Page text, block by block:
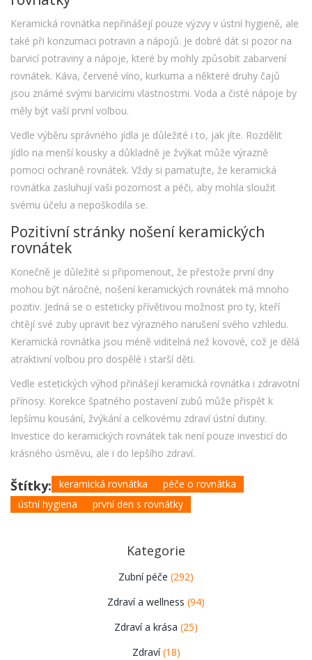
Keramická rovnátka nepřinášejí pouze výzvy v ústní hygieně, ale
také při konzumaci potravin a nápojů. Je dobré dát si pozor na
barvicí potraviny a nápoje, které by mohly způsobit zabarvení
rovnátek. Káva, červené víno, kurkuma a některé druhy čajů
jsou známé svými barvicími vlastnostmi. Voda a čisté nápoje by
měly být vaší první volbou.
Vedle výběru správného jídla je důležité i to, jak jíte. Rozdělit
jídlo na menší kousky a důkladně je žvýkat může výrazně
pomoci ochraně rovnátek. Vždy si pamatujte, že keramická
rovnátka zasluhují vaši pozornost a péči, aby mohla sloužit
svému účelu a nepoškodila se.
Pozitivní stránky nošení keramických
rovnátek
Konečně je důležité si připomenout, že přestože první dny
mohou být náročné, nošení keramických rovnátek má mnoho
pozitiv. Jedná se o esteticky přívětivou možnost pro ty, kteří
chtějí své zuby upravit bez výrazného narušení svého vzhledu.
Keramická rovnátka jsou méně viditelná než kovové, což je dělá
atraktivní volbou pro dospělé i starší děti.
Vedle estetických výhod přinášejí keramická rovnátka i zdravotní
přínosy. Korekce špatného postavení zubů může přispět k
lepšímu kousání, žvýkání a celkovému zdraví ústní dutiny.
Investice do keramických rovnátek tak není pouze investicí do
krásného úsměvu, ale i do lepšího zdraví.
Štítky: keramická rovnátka
péče o rovnátka
ústní hygiena
první den s rovnátky
Kategorie
Zubní péče (292)
Zdraví a wellness (94)
Zdraví a krása (25)
Zdraví(18)